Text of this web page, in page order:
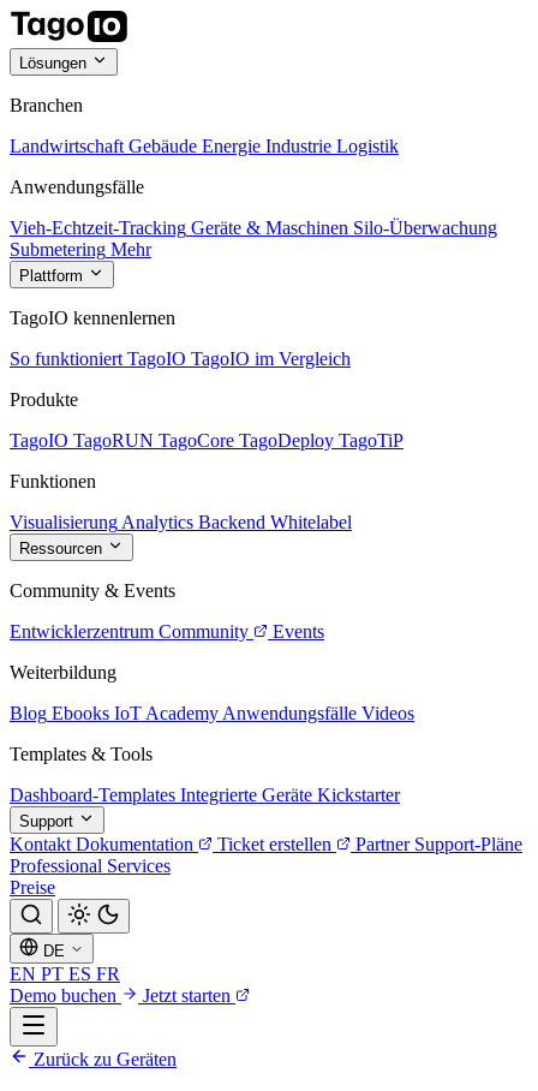
Lösungen
Branchen
Landwirtschaft Gebäude Energie Industrie Logistik
Anwendungsfälle
Vieh-Echtzeit-Tracking Geräte & Maschinen Silo-Überwachung
Submetering Mehr
Plattform
TagoIO kennenlernen
So funktioniert TagoIO TagoIO im Vergleich
Produkte
TagoIO TagoRUN TagoCore TagoDeploy TagoTiP
Funktionen
Visualisierung Analytics Backend Whitelabel
Ressourcen
Community & Events
Entwicklerzentrum Community
Events
Weiterbildung
Blog Ebooks IoT Academy Anwendungsfälle Videos
Templates & Tools
Dashboard-Templates Integrierte Geräte Kickstarter
Support
Kontakt Dokumentation Ticket erstellen Partner Support-Pläne
Professional Services
Preise
DE
EN PT ES FR
Demo buchen
Jetzt starten
Zurück zu Geräten